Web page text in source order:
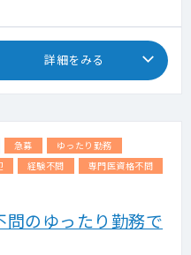
詳細をみる
急募
ゆったり勤務
経験不問
専門医資格不問
のゆったり勤務で